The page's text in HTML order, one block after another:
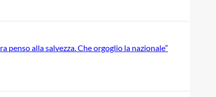
penso alla salvezza. Che orgoglio la nazionale”